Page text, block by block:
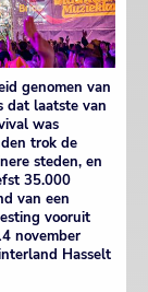
genomen van
dat laatste van
was
trok de
steden, en
35.000
van een
vooruit
november
Hasselt